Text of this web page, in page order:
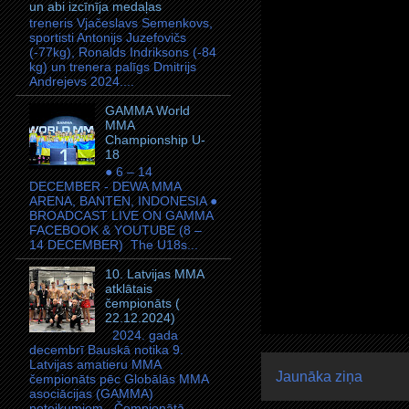
Jaunāka ziņa
un abi izcīnīja medaļas
treneris Vjačeslavs Semenkovs,
sportisti Antonijs Juzefovičs
(-77kg), Ronalds Indriksons (-84
kg) un trenera palīgs Dmitrijs
Andrejevs 2024....
GAMMA World
MМA
Championship U-
18
● 6 – 14
DECEMBER - DEWA MMA
ARENA, BANTEN, INDONESIA ●
BROADCAST LIVE ON GAMMA
FACEBOOK & YOUTUBE (8 –
14 DECEMBER) The U18s...
10. Latvijas MMA
atklātais
čempionāts (
22.12.2024)
2024. gada
decembrī Bauskā notika 9.
Latvijas amatieru MMA
čempionāts pēc Globālās MMA
asociācijas (GAMMA)